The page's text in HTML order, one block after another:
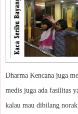
Dharma Kencana juga
medis juga ada fasilitas
kalau mau dibilang